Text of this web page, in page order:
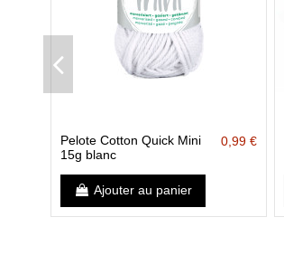
Pelote Cotton Quick Mini
15g blanc
0,99 €
Ajouter au panier